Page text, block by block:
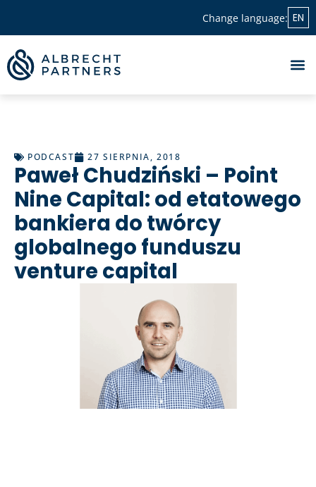
Change language: EN
PODCAST 27 SIERPNIA, 2018
Paweł Chudziński – Point
Nine Capital: od etatowego
bankiera do twórcy
globalnego funduszu
venture capital